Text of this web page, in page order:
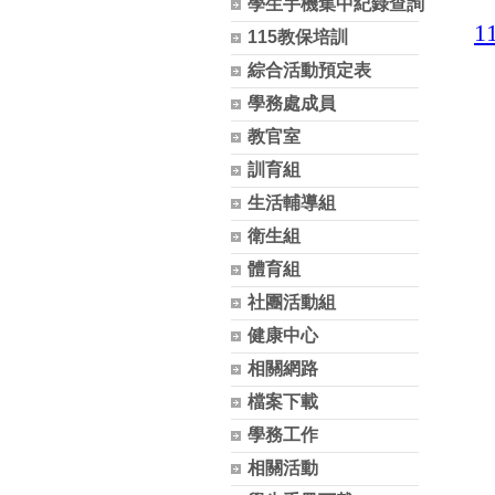
學生手機集中紀錄查詢
115教保培訓
綜合活動預定表
學務處成員
教官室
訓育組
生活輔導組
衛生組
體育組
社團活動組
健康中心
相關網路
檔案下載
學務工作
相關活動